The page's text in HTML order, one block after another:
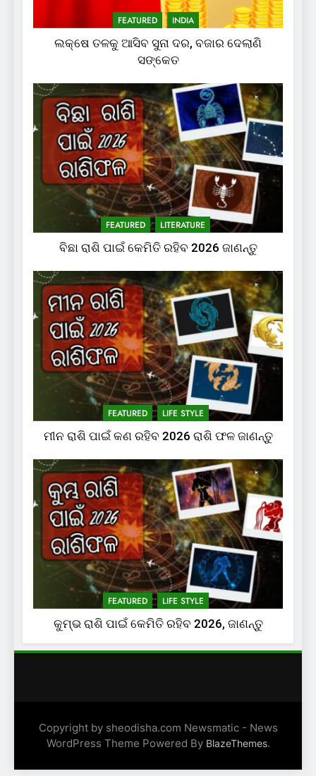
FEATURED INDIA
ଲକ୍ଷେ ତଳକୁ ଆସିବ ସୁନା ଦର, ବଜାର ଦେଲାଣି
ସଙ୍କେତ
FEATURED LITERATURE
ବିଛା ରାଶି ପାଇଁ କେମିତି ରହିବ 2026 ଜାଣନ୍ତୁ
FEATURED LIFE STYLE
ମୀନ ରାଶି ପାଇଁ କଣ ରହିବ 2026 ରାଶି ଫଳ ଜାଣନ୍ତୁ
FEATURED LIFE STYLE
କୁମ୍ଭ ରାଶି ପାଇଁ କେମିତି ରହିବ 2026, ଜାଣନ୍ତୁ
Copyright by sheodisha.com Newsmatic - News
WordPress Theme Powered By BlazeThemes.